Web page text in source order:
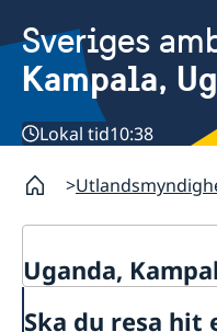
Sveriges
Kampala,
Lokal tid10:38
Uganda,
Ska du resa hit